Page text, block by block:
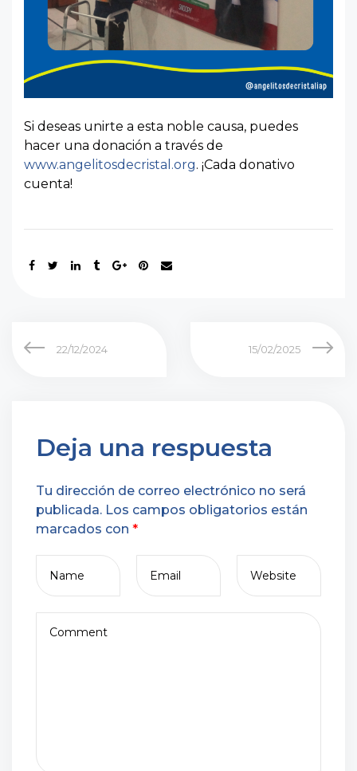
Si deseas unirte a esta noble causa, puedes
hacer una donación a través de
www.angelitosdecristal.org. ¡Cada donativo
cuenta!
22/12/2024 15/02/2025
Deja una respuesta
Tu dirección de correo electrónico no será
publicada. Los campos obligatorios están
marcados con *